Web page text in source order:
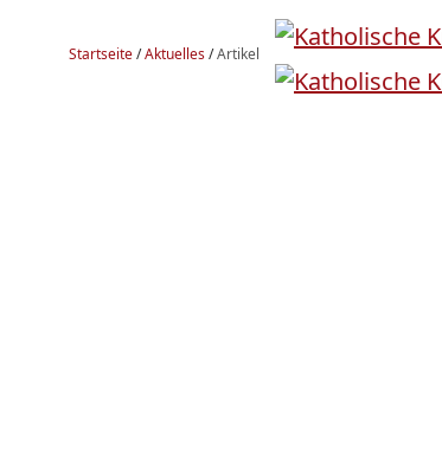
Startseite/Aktuelles/Artikel